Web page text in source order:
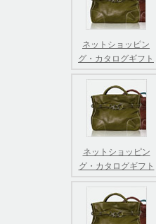
ネットショッピン
グ・カタログギフト
ネットショッピン
グ・カタログギフト